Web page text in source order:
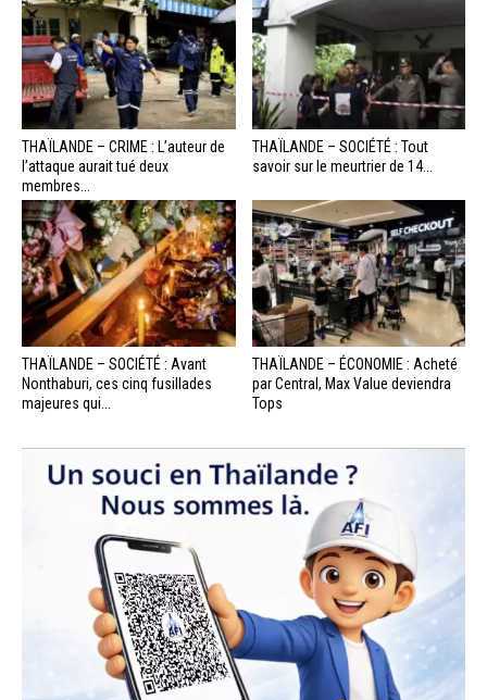
THAÏLANDE – CRIME : L’auteur de
l’attaque aurait tué deux
membres...
THAÏLANDE – SOCIÉTÉ : Tout
savoir sur le meurtrier de 14...
THAÏLANDE – SOCIÉTÉ : Avant
Nonthaburi, ces cinq fusillades
majeures qui...
THAÏLANDE – ÉCONOMIE : Acheté
par Central, Max Value deviendra
Tops